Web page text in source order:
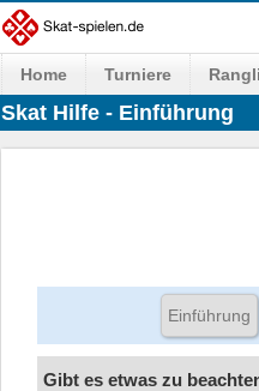
Home Turniere
Skat Hilfe - Einführung
Einführung
Gibt es etwas zu